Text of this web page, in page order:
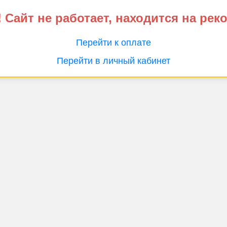
не работает, находится на
Перейти к оплате
Перейти в личный кабинет